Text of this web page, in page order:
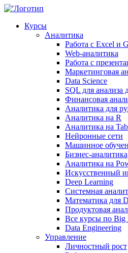
Курсы
Аналитика
Работа с Excel и
Web-аналитика
Работа с
Маркетинговая
Data Science
SQL для анализа
Финансовая
Аналитика для
Аналитика на R
Аналитика на
Нейронные сети
Машинное
Бизнес-аналитика
Аналитика на
Искусственный
Deep Learning
Системная
Математика для
Продуктовая
Все курсы по Big
Data Engineering
Управление
Личностный рост